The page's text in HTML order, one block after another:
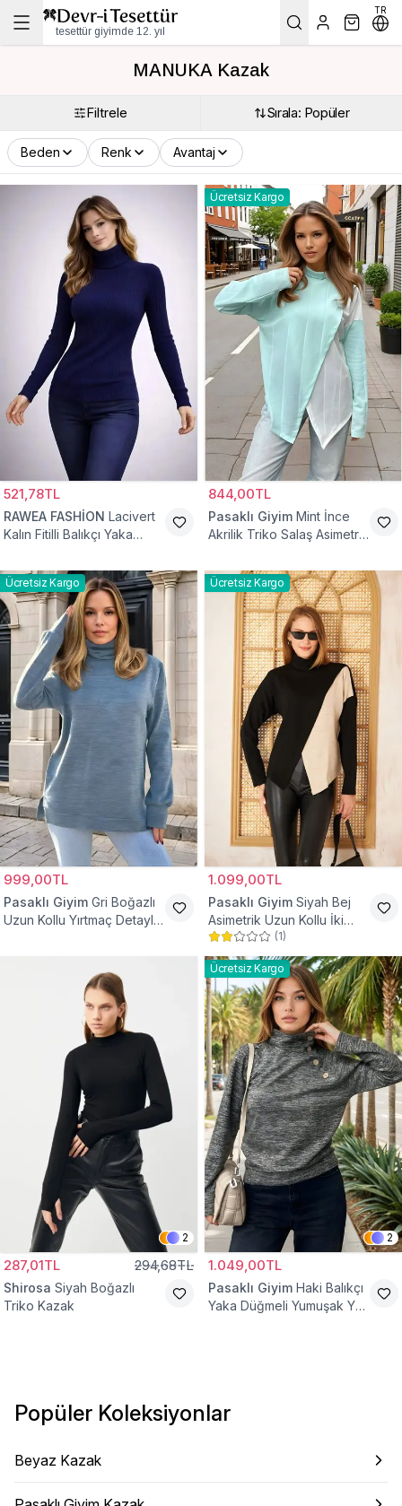
tesettür giyimde 12. yıl
TR
MANUKA Kazak
Filtrele Sırala: Popüler
Beden Renk Avantaj
521,78TL
RAWEA FASHİON Lacivert
Kalın Fitilli Balıkçı Yaka
Ücretsiz Kargo
844,00TL
Pasaklı Giyim Mint İnce
Akrilik Triko Salaş Asimetrik
Ücretsiz Kargo
999,00TL
Pasaklı Giyim Gri Boğazlı
Uzun Kollu Yırtmaç Detaylı
Ücretsiz Kargo
1.099,00TL
Pasaklı Giyim Siyah Bej
Asimetrik Uzun Kollu İki
Katlı Balıkçı Yaka Tesettür
Kazak
(1)
2
287,01TL 294,68TL
Shirosa Siyah Boğazlı
Triko Kazak
Ücretsiz Kargo
2
1.049,00TL
Pasaklı Giyim Haki Balıkçı
Yaka Düğmeli Yumuşak Yün
Popüler Koleksiyonlar
Beyaz Kazak